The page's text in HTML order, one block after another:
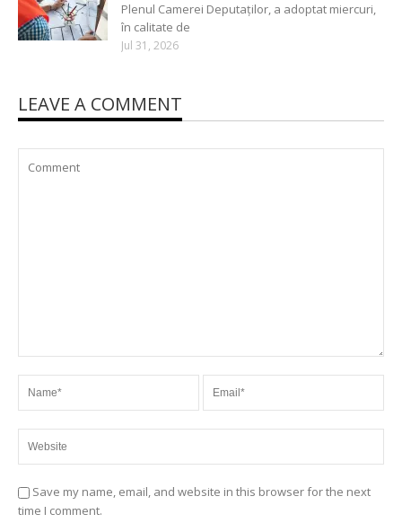
Plenul Camerei Deputaților, a adoptat miercuri,
în calitate de
Jul 31, 2026
LEAVE A COMMENT
Save my name, email, and website in this browser for the next
time I comment.